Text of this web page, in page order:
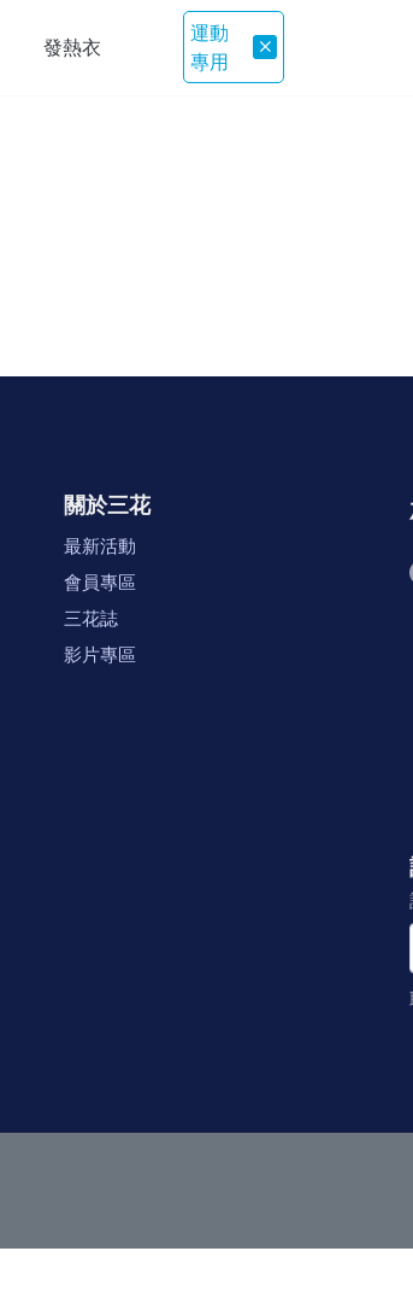
發熱衣
運動
專用
關於三花
最新活動
會員專區
三花誌
影片專區